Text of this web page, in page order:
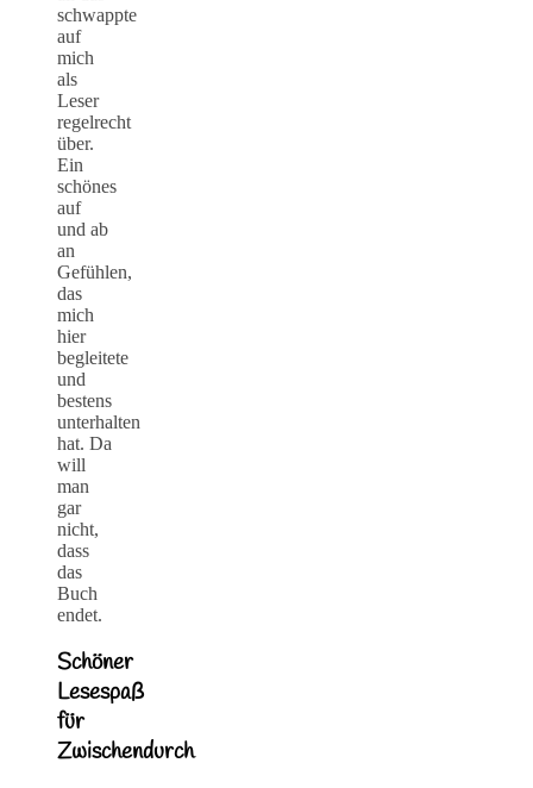
schwappte
auf
mich
als
Leser
regelrecht
über.
Ein
schönes
auf
und ab
an
Gefühlen,
das
mich
hier
begleitete
und
bestens
unterhalten
hat. Da
will
man
gar
nicht,
dass
das
Buch
endet.
Schöner
Lesespaß
für
Zwischendurch